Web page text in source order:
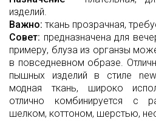
Твид
Тафта
Трикотаж
Шёлк
натуральный
Шитьё
О
ТКАНЯХ
изделий.
Важно: ткань прозрачная,
Совет: предназначена для
примеру, блуза из органзы
в повседневном образе.
пышных изделий в стиле
модная ткань, широко
отлично комбинируется с
шелком, коттоном, шерстью,